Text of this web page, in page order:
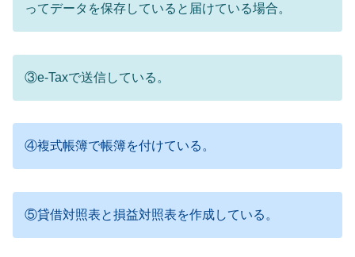
ってデータを保存していると届けている場合。
③e-Taxで送信している。
④複式帳簿で帳簿を付けている。
⑤貸借対照表と損益対照表を作成している。